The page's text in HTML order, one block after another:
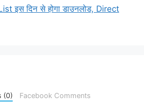
इस दिन से होगा डाउनलोड, Direct
(0) Facebook Comments